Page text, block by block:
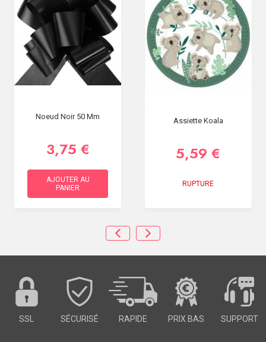
Noeud Noir 50 Mm
3,75 €
AJOUTER AU
PANIER
Assiette Koala
5,59 €
RUPTURE
SSL SÉCURISÉ RAPIDE PRIX BAS SUPPORT